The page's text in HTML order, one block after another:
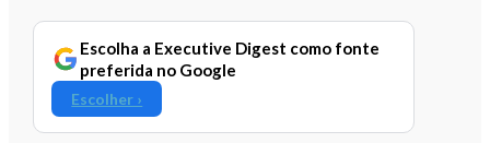
Escolha a Executive Digest como fonte
preferida no Google
Escolher ›